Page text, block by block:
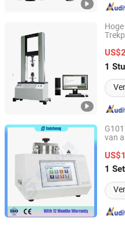
1
Dongguan Youbi Test
Guangdong, China
van
1
Jinan Saicheng Electronic
Shandong, China